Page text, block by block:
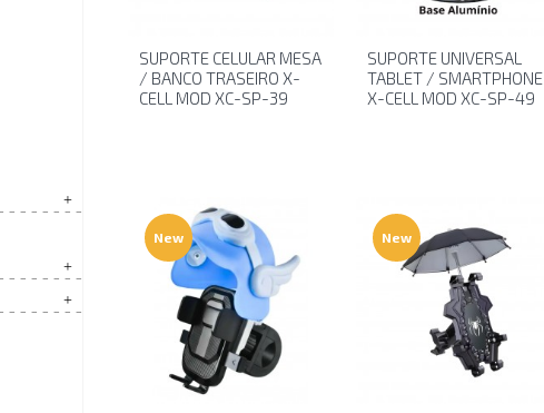
SUPORTE CELULAR MESA
/ BANCO TRASEIRO X-
CELL MOD XC-SP-39
SUPORTE UNIVERSAL
TABLET / SMARTPHONE
X-CELL MOD XC-SP-49
New New